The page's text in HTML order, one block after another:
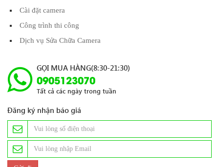
Cài đặt camera
Công trình thi công
Dịch vụ Sửa Chữa Camera
GỌI MUA HÀNG(8:30-21:30)
0905123070
Tất cả các ngày trong tuần
Đăng ký nhận báo giá